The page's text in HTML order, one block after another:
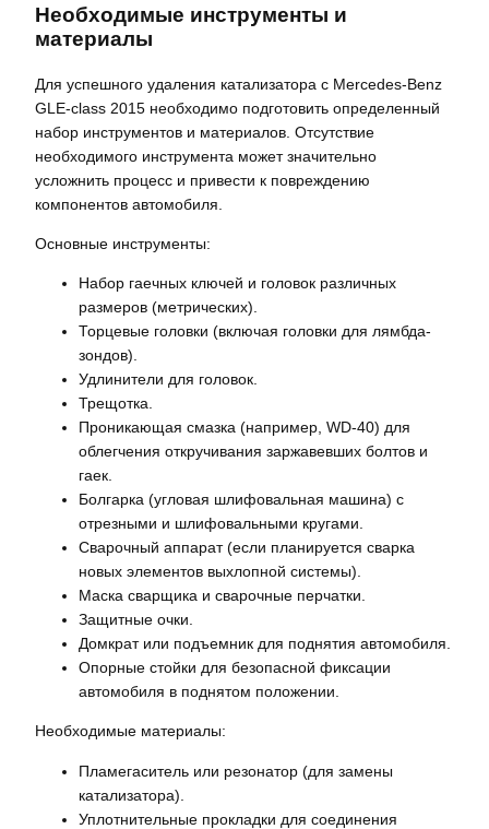
Необходимые инструменты и
материалы
Для успешного удаления катализатора с Mercedes-Benz
GLE-class 2015 необходимо подготовить определенный
набор инструментов и материалов. Отсутствие
необходимого инструмента может значительно
усложнить процесс и привести к повреждению
компонентов автомобиля.
Основные инструменты:
Набор гаечных ключей и головок различных
размеров (метрических).
Торцевые головки (включая головки для лямбда-
зондов).
Удлинители для головок.
Трещотка.
Проникающая смазка (например, WD-40) для
облегчения откручивания заржавевших болтов и
гаек.
Болгарка (угловая шлифовальная машина) с
отрезными и шлифовальными кругами.
Сварочный аппарат (если планируется сварка
новых элементов выхлопной системы).
Маска сварщика и сварочные перчатки.
Защитные очки.
Домкрат или подъемник для поднятия автомобиля.
Опорные стойки для безопасной фиксации
автомобиля в поднятом положении.
Необходимые материалы:
Пламегаситель или резонатор (для замены
катализатора).
Уплотнительные прокладки для соединения